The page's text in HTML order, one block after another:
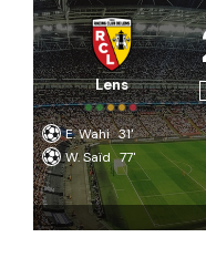
Lens
E. Wahi 31'
W. Saïd 77'